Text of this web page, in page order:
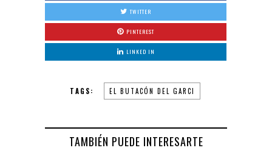
TWITTER
PINTEREST
LINKED IN
TAGS: EL BUTACÓN DEL GARCI
TAMBIÉN PUEDE INTERESARTE